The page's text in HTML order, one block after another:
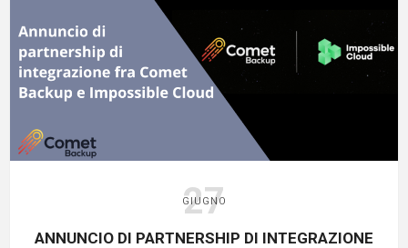
27
GIUGNO
ANNUNCIO DI PARTNERSHIP DI INTEGRAZIONE